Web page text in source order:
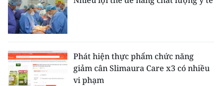
Phát hiện thực phẩm chức năng
giảm cân Slimaura Care x3 có nhiều
vi phạm